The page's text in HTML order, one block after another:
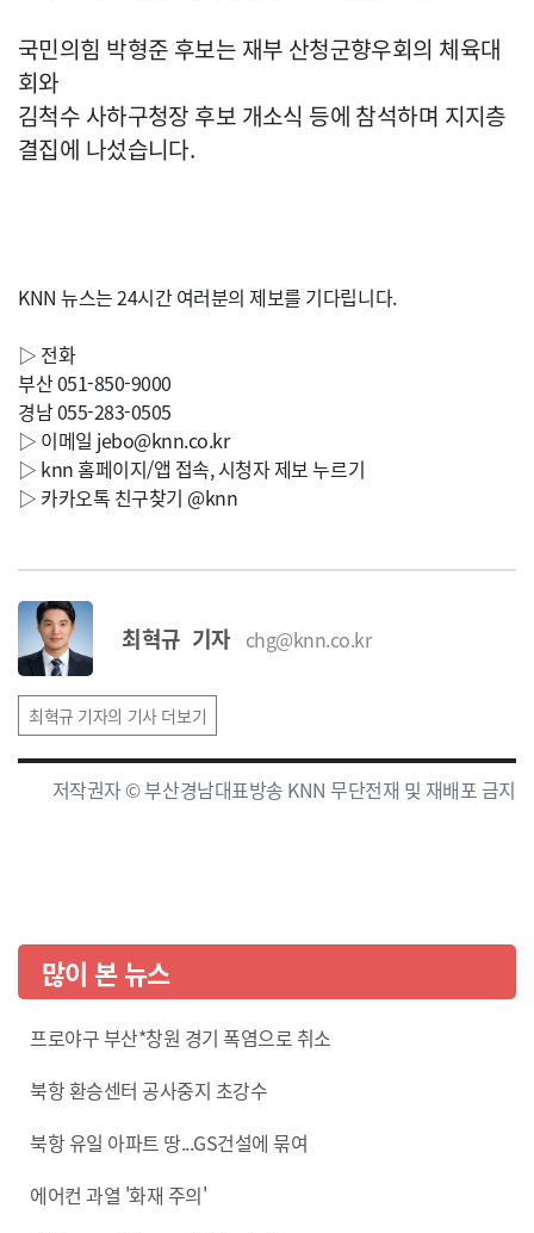
국민의힘 박형준 후보는 재부 산청군향우회의 체육대
회와
김척수 사하구청장 후보 개소식 등에 참석하며 지지층
결집에 나섰습니다.
KNN 뉴스는 24시간 여러분의 제보를 기다립니다.
▷ 전화
부산 051-850-9000
경남 055-283-0505
▷ 이메일 jebo@knn.co.kr
▷ knn 홈페이지/앱 접속, 시청자 제보 누르기
▷ 카카오톡 친구찾기 @knn
최혁규 기자 chg@knn.co.kr
최혁규 기자의 기사 더보기
저작권자 © 부산경남대표방송 KNN 무단전재 및 재배포 금지
많이 본 뉴스
프로야구 부산*창원 경기 폭염으로 취소
북항 환승센터 공사중지 초강수
북항 유일 아파트 땅...GS건설에 묶여
에어컨 과열 '화재 주의'